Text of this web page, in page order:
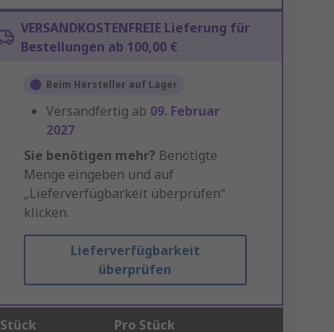
VERSANDKOSTENFREIE Lieferung für
Bestellungen ab 100,00 €
Beim Hersteller auf Lager
Versandfertig ab 09. Februar
2027
Sie benötigen mehr? Benötigte
Menge eingeben und auf
„Lieferverfügbarkeit überprüfen“
klicken.
Lieferverfügbarkeit
überprüfen
Stück Pro Stück